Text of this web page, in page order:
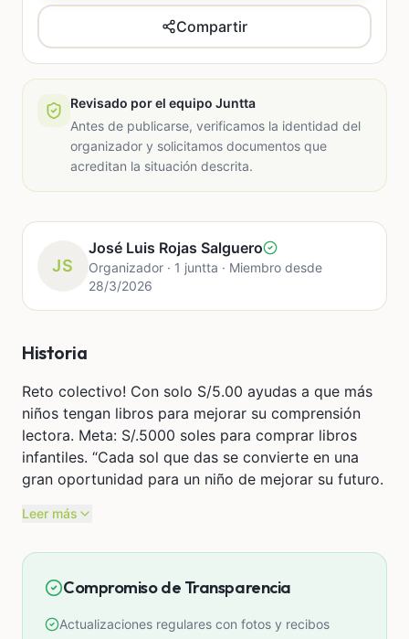
Compartir
Revisado por el equipo Juntta
Antes de publicarse, verificamos la identidad del
organizador y solicitamos documentos que
acreditan la situación descrita.
JS
José Luis Rojas Salguero
Organizador · 1 juntta · Miembro desde
28/3/2026
Historia
Reto colectivo! Con solo S/5.00 ayudas a que más
niños tengan libros para mejorar su comprensión
lectora. Meta: S/.5000 soles para comprar libros
infantiles. “Cada sol que das se convierte en una
gran oportunidad para un niño de mejorar su futuro.
Leer más
Compromiso de Transparencia
Actualizaciones regulares con fotos y recibos